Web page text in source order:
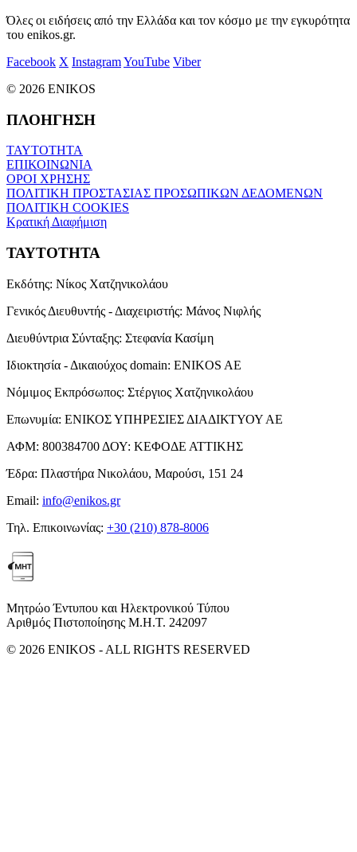
Όλες οι ειδήσεις από την Ελλάδα και τον κόσμο με την εγκυρότητα
του enikos.gr.
Facebook X InstagramYouTube Viber
© 2026 ENIKOS
ΠΛΟΗΓΗΣΗ
ΤΑΥΤΟΤΗΤΑ
ΕΠΙΚΟΙΝΩΝΙΑ
ΟΡΟΙ ΧΡΗΣΗΣ
ΠΟΛΙΤΙΚΗ ΠΡΟΣΤΑΣΙΑΣ ΠΡΟΣΩΠΙΚΩΝ ΔΕΔΟΜΕΝΩΝ
ΠΟΛΙΤΙΚΗ COOKIES
Κρατική Διαφήμιση
ΤΑΥΤΟΤΗΤΑ
Εκδότης: Νίκος Χατζηνικολάου
Γενικός Διευθυντής - Διαχειριστής: Μάνος Νιφλής
Διευθύντρια Σύνταξης: Στεφανία Κασίμη
Ιδιοκτησία - Δικαιούχος domain: ENIKOS AE
Νόμιμος Εκπρόσωπος: Στέργιος Χατζηνικολάου
Επωνυμία: ΕΝΙΚΟΣ ΥΠΗΡΕΣΙΕΣ ΔΙΑΔΙΚΤΥΟΥ ΑΕ
ΑΦΜ: 800384700 ΔΟΥ: ΚΕΦΟΔΕ ΑΤΤΙΚΗΣ
Έδρα: Πλαστήρα Νικολάου, Μαρούσι, 151 24
Email: info@enikos.gr
Τηλ. Επικοινωνίας: +30 (210) 878-8006
Μητρώο Έντυπου και Ηλεκτρονικού Τύπου
Αριθμός Πιστοποίησης Μ.Η.Τ. 242097
© 2026 ENIKOS - ALL RIGHTS RESERVED